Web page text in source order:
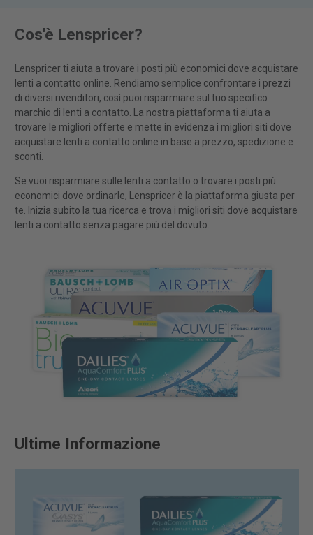
Cos'è Lenspricer?
Lenspricer ti aiuta a trovare i posti più economici dove acquistare
lenti a contatto online. Rendiamo semplice confrontare i prezzi
di diversi rivenditori, così puoi risparmiare sul tuo specifico
marchio di lenti a contatto. La nostra piattaforma ti aiuta a
trovare le migliori offerte e mette in evidenza i migliori siti dove
acquistare lenti a contatto online in base a prezzo, spedizione e
sconti.
Se vuoi risparmiare sulle lenti a contatto o trovare i posti più
economici dove ordinarle, Lenspricer è la piattaforma giusta per
te. Inizia subito la tua ricerca e trova i migliori siti dove acquistare
lenti a contatto senza pagare più del dovuto.
Ultime Informazione